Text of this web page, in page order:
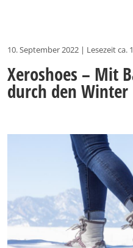
10. September 2022 | Lesezeit ca.
Xeroshoes – Mit
durch den Winter